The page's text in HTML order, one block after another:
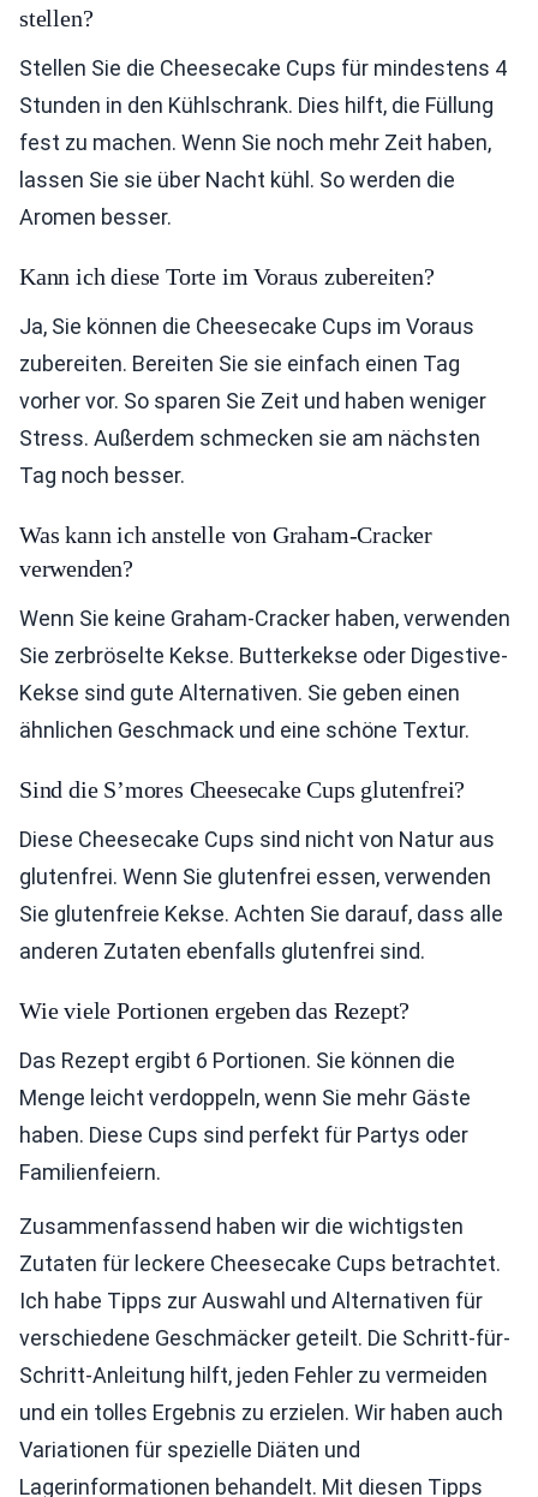
stellen?
Stellen Sie die Cheesecake Cups für mindestens 4
Stunden in den Kühlschrank. Dies hilft, die Füllung
fest zu machen. Wenn Sie noch mehr Zeit haben,
lassen Sie sie über Nacht kühl. So werden die
Aromen besser.
Kann ich diese Torte im Voraus zubereiten?
Ja, Sie können die Cheesecake Cups im Voraus
zubereiten. Bereiten Sie sie einfach einen Tag
vorher vor. So sparen Sie Zeit und haben weniger
Stress. Außerdem schmecken sie am nächsten
Tag noch besser.
Was kann ich anstelle von Graham-Cracker
verwenden?
Wenn Sie keine Graham-Cracker haben, verwenden
Sie zerbröselte Kekse. Butterkekse oder Digestive-
Kekse sind gute Alternativen. Sie geben einen
ähnlichen Geschmack und eine schöne Textur.
Sind die S’mores Cheesecake Cups glutenfrei?
Diese Cheesecake Cups sind nicht von Natur aus
glutenfrei. Wenn Sie glutenfrei essen, verwenden
Sie glutenfreie Kekse. Achten Sie darauf, dass alle
anderen Zutaten ebenfalls glutenfrei sind.
Wie viele Portionen ergeben das Rezept?
Das Rezept ergibt 6 Portionen. Sie können die
Menge leicht verdoppeln, wenn Sie mehr Gäste
haben. Diese Cups sind perfekt für Partys oder
Familienfeiern.
Zusammenfassend haben wir die wichtigsten
Zutaten für leckere Cheesecake Cups betrachtet.
Ich habe Tipps zur Auswahl und Alternativen für
verschiedene Geschmäcker geteilt. Die Schritt-für-
Schritt-Anleitung hilft, jeden Fehler zu vermeiden
und ein tolles Ergebnis zu erzielen. Wir haben auch
Variationen für spezielle Diäten und
Lagerinformationen behandelt. Mit diesen Tipps